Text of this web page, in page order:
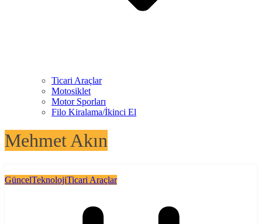
Ticari Araçlar
Motosiklet
Motor Sporları
Filo Kiralama/İkinci El
Mehmet Akın
GüncelTeknolojiTicari Araçlar